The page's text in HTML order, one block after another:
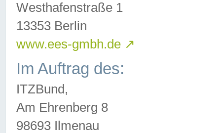
Westhafenstraße 1
13353 Berlin
www.ees-gmbh.de ↗
Im Auftrag des:
ITZBund,
Am Ehrenberg 8
98693 Ilmenau